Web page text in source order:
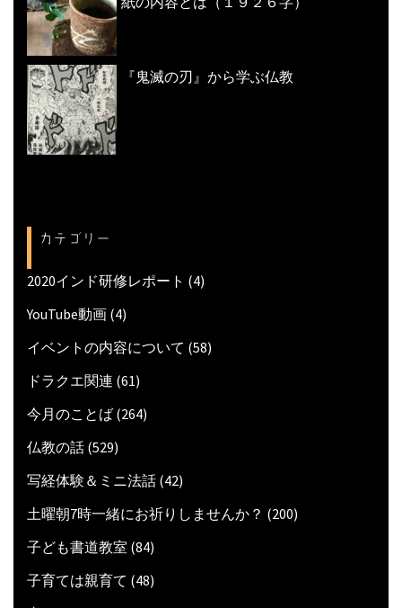
『鬼滅の刃』から学ぶ仏教
カテゴリー
2020インド研修レポート (4)
YouTube動画 (4)
イベントの内容について (58)
ドラクエ関連 (61)
今月のことば (264)
仏教の話 (529)
写経体験＆ミニ法話 (42)
土曜朝7時一緒にお祈りしませんか？ (200)
子ども書道教室 (84)
子育ては親育て (48)